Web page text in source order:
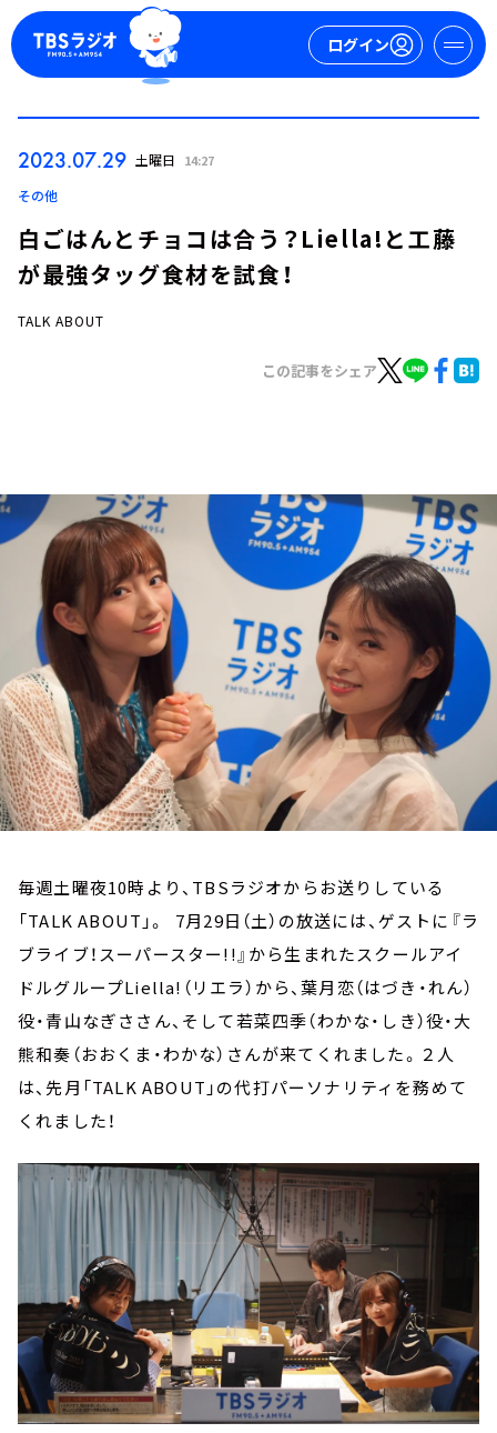
ログイン
お知らせ
イベント・グッズ
YouTube
会社情報
2023.07.29 土曜日 14:27
その他
白ごはんとチョコは合う？Liella!と工藤
が最強タッグ食材を試食！
TALK ABOUT
この記事をシェア
毎週土曜夜10時より、TBSラジオからお送りしている
「TALK ABOUT」。 7月29日（土）の放送には、ゲストに『ラ
ブライブ！スーパースター!!』から生まれたスクールアイ
ドルグループLiella!（リエラ）から、葉月恋（はづき・れん）
役・青山なぎささん、そして若菜四季（わかな・しき）役・大
熊和奏（おおくま・わかな）さんが来てくれました。２人
は、先月「TALK ABOUT」の代打パーソナリティを務めて
くれました！